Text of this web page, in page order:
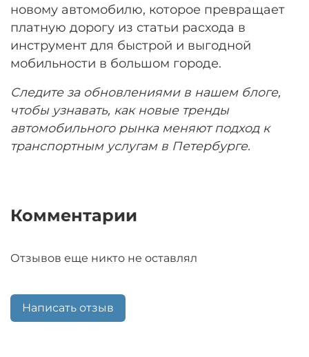
новому автомобилю, которое превращает
платную дорогу из статьи расхода в
инструмент для быстрой и выгодной
мобильности в большом городе.
Следите за обновлениями в нашем блоге,
чтобы узнавать, как новые тренды
автомобильного рынка меняют подход к
транспортным услугам в Петербурге.
Комментарии
Отзывов еще никто не оставлял
Написать отзыв